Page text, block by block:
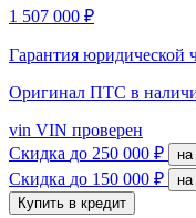
1 507 000 ₽
Гарантия юридической
Оригинал ПТС в
vin VIN проверен
Скидка до 250 000 ₽
Скидка до 150 000 ₽
Купить в кредит